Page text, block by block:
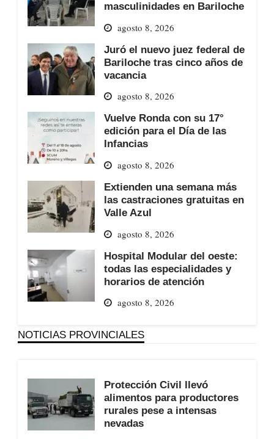
masculinidades en Bariloche
agosto 8, 2026
Juró el nuevo juez federal de
Bariloche tras cinco años de
vacancia
agosto 8, 2026
Vuelve Ronda con su 17°
edición para el Día de las
Infancias
agosto 8, 2026
Extienden una semana más
las castraciones gratuitas en
Valle Azul
agosto 8, 2026
Hospital Modular del oeste:
todas las especialidades y
horarios de atención
agosto 8, 2026
NOTICIAS PROVINCIALES
Protección Civil llevó
alimentos para productores
rurales pese a intensas
nevadas